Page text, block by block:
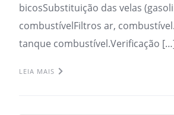
bicosSubstituição das velas
combustívelFiltros ar,
tanque combustível.Verificação
LEIA MAIS